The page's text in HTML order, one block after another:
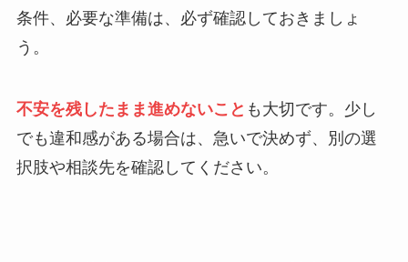
条件、必要な準備は、必ず確認しておきましょ
う。
不安を残したまま進めないこと も大切です。少し
でも違和感がある場合は、急いで決めず、別の選
択肢や相談先を確認してください。